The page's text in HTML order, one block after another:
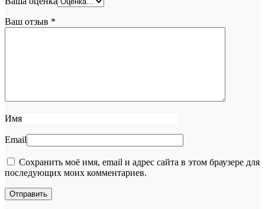
Ваш отзыв *
Имя
Email
Сохранить моё имя, email и адрес сайта в этом браузере для
последующих моих комментариев.